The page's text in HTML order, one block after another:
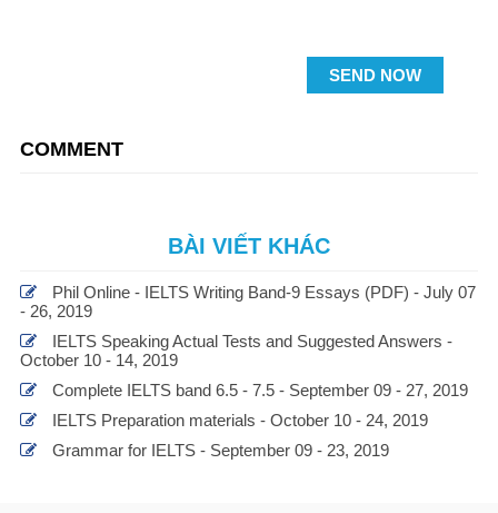
SEND NOW
COMMENT
BÀI VIẾT KHÁC
Phil Online - IELTS Writing Band-9 Essays (PDF) - July 07
- 26, 2019
IELTS Speaking Actual Tests and Suggested Answers -
October 10 - 14, 2019
Complete IELTS band 6.5 - 7.5 - September 09 - 27, 2019
IELTS Preparation materials - October 10 - 24, 2019
Grammar for IELTS - September 09 - 23, 2019